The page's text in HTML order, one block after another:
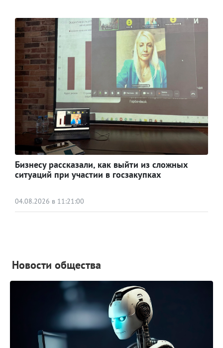
Бизнесу рассказали, как выйти из сложных
ситуаций при участии в госзакупках
04.08.2026 в 11:21:00
Новости общества